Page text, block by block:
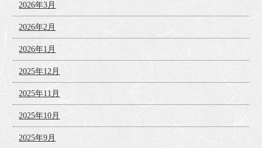
2026年3月
2026年2月
2026年1月
2025年12月
2025年11月
2025年10月
2025年9月